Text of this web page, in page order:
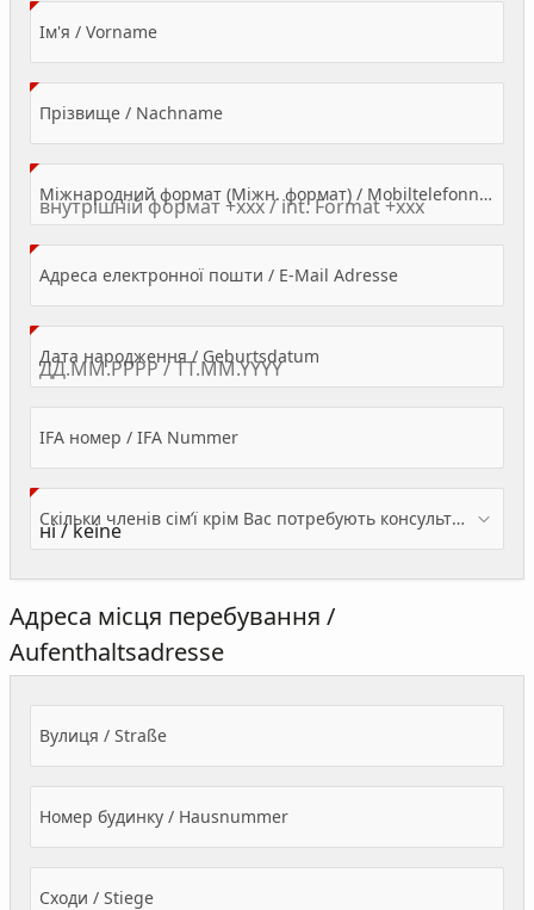
Ім'я / Vorname(Value Required)
Прізвище / Nachname(Value Required)
Міжнародний формат (Міжн. формат) / Mobiltelefonnummer
Адреса електронної пошти / E-Mail Adresse(Value Required)
Дата народження / Geburtsdatum
IFA номер / IFA Nummer
Скільки членів сім’ї крім Вас потребують консультації? / Wieviele Familienmitglieder brauchen Beratung - zusätzlich zu Ihnen?
Адреса місця перебування /
Aufenthaltsadresse
Вулиця / Straße
Номер будинку / Hausnummer
Сходи / Stiege